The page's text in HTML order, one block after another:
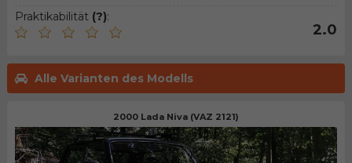
Praktikabilität (?):
2.0
Alle Varianten des Modells
2000 Lada Niva (VAZ 2121)